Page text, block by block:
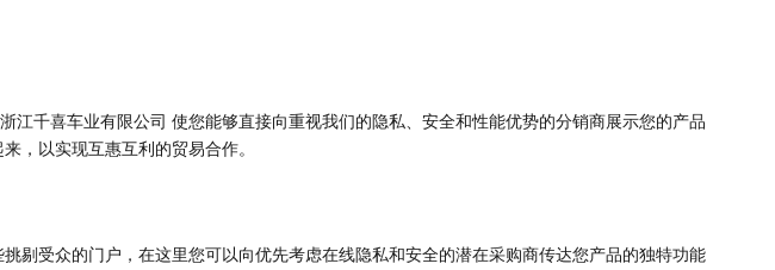
千喜车业有限公司 使您能够直接向重视我们的隐私、安全和性能优势的分销商展示您的产品
，以实现互惠互利的贸易合作。
剔受众的门户，在这里您可以向优先考虑在线隐私和安全的潜在采购商传达您产品的独特功能